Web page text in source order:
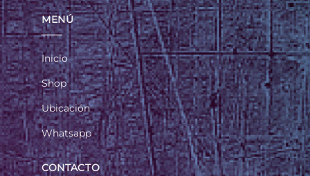
MENÚ
Inicio
Shop
Ubicación
Whatsapp
CONTACTO